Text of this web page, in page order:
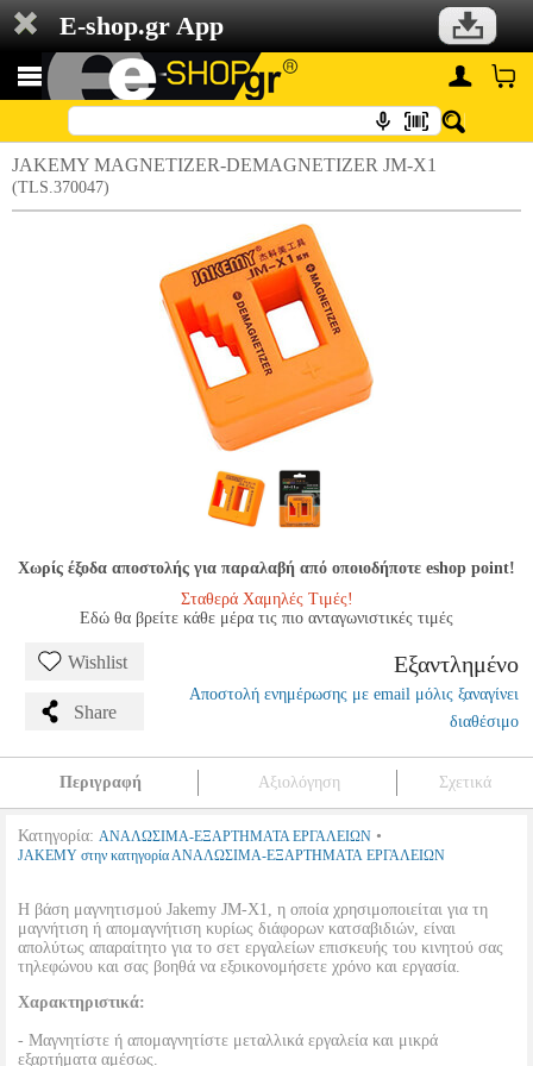
E-shop.gr App
JAKEMY MAGNETIZER-DEMAGNETIZER JM-X1
(TLS.370047)
Χωρίς έξοδα αποστολής για παραλαβή από οποιοδήποτε eshop point!
Σταθερά Χαμηλές Τιμές!
Εδώ θα βρείτε κάθε μέρα τις πιο ανταγωνιστικές τιμές
Wishlist
Share
Εξαντλημένο
Αποστολή ενημέρωσης με email μόλις ξαναγίνει
διαθέσιμο
Περιγραφή Αξιολόγηση Σχετικά
Κατηγορία: ΑΝΑΛΩΣΙΜΑ-ΕΞΑΡΤΗΜΑΤΑ ΕΡΓΑΛΕΙΩΝ •
JAKEMY στην κατηγορία ΑΝΑΛΩΣΙΜΑ-ΕΞΑΡΤΗΜΑΤΑ ΕΡΓΑΛΕΙΩΝ
Η βάση μαγνητισμού Jakemy JM-X1, η οποία χρησιμοποιείται για τη
μαγνήτιση ή απομαγνήτιση κυρίως διάφορων κατσαβιδιών, είναι
απολύτως απαραίτητο για το σετ εργαλείων επισκευής του κινητού σας
τηλεφώνου και σας βοηθά να εξοικονομήσετε χρόνο και εργασία.
Χαρακτηριστικά:
- Μαγνητίστε ή απομαγνητίστε μεταλλικά εργαλεία και μικρά
εξαρτήματα αμέσως.